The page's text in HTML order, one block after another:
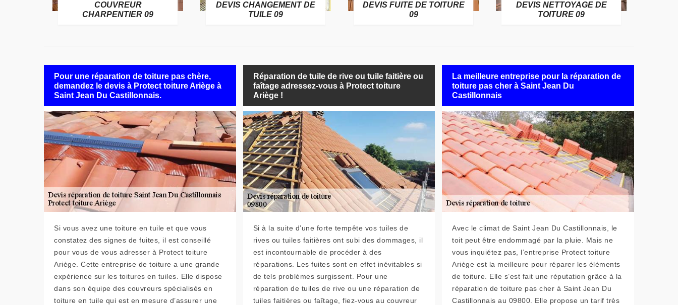
COUVREUR
CHARPENTIER 09
DEVIS CHANGEMENT DE
TUILE 09
DEVIS FUITE DE TOITURE
09
DEVIS NETTOYAGE DE
TOITURE 09
Pour une réparation de toiture pas chère,
demandez le devis à Protect toiture Ariège à
Saint Jean Du Castillonnais.
Si vous avez une toiture en tuile et que vous
constatez des signes de fuites, il est conseillé
pour vous de vous adresser à Protect toiture
Ariège. Cette entreprise de toiture a une grande
expérience sur les toitures en tuiles. Elle dispose
dans son équipe des couvreurs spécialisés en
toiture en tuile qui est en mesure d’assurer une
Réparation de tuile de rive ou tuile faitière ou
faîtage adressez-vous à Protect toiture
Ariège !
Si à la suite d’une forte tempête vos tuiles de
rives ou tuiles faitières ont subi des dommages, il
est incontournable de procéder à des
réparations. Les fuites sont en effet inévitables si
de tels problèmes surgissent. Pour une
réparation de tuiles de rive ou une réparation de
tuiles faitières ou faîtage, fiez-vous au couvreur
La meilleure entreprise pour la réparation de
toiture pas cher à Saint Jean Du
Castillonnais
Avec le climat de Saint Jean Du Castillonnais, le
toit peut être endommagé par la pluie. Mais ne
vous inquiétez pas, l’entreprise Protect toiture
Ariège est la meilleure pour réparer les éléments
de toiture. Elle s’est fait une réputation grâce à la
réparation de toiture pas cher à Saint Jean Du
Castillonnais au 09800. Elle propose un tarif très